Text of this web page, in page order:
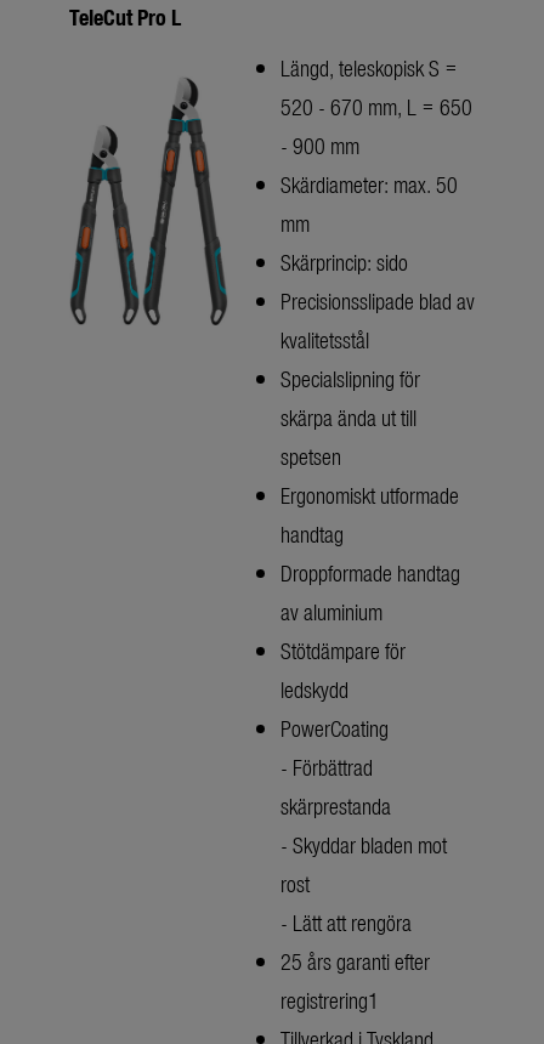
TeleCut Pro L
Längd, teleskopisk S =
520 - 670 mm, L = 650
- 900 mm
Skärdiameter: max. 50
mm
Skärprincip: sido
Precisionsslipade blad av
kvalitetsstål
Specialslipning för
skärpa ända ut till
spetsen
Ergonomiskt utformade
handtag
Droppformade handtag
av aluminium
Stötdämpare för
ledskydd
PowerCoating
- Förbättrad
skärprestanda
- Skyddar bladen mot
rost
- Lätt att rengöra
25 års garanti efter
registrering1